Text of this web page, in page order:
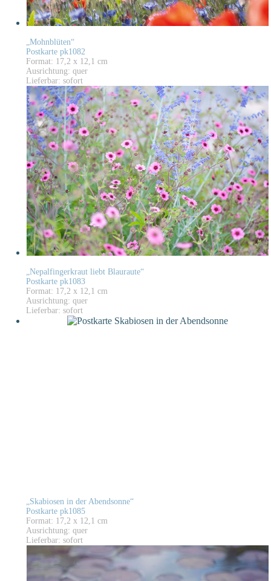
„Mohnblüten“
Postkarte pk1082
Format: 17,2 x 12,1 cm
Ausrichtung: quer
Lieferbar: sofort
„Nepalfingerkraut liebt Blauraute“
Postkarte pk1083
Format: 17,2 x 12,1 cm
Ausrichtung: quer
Lieferbar: sofort
„Skabiosen in der Abendsonne“
Postkarte pk1085
Format: 17,2 x 12,1 cm
Ausrichtung: quer
Lieferbar: sofort